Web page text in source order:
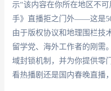
示"该内容在你所在地区不
手》直播拒之门外——这是
由于版权协议和地理围栏技
留学党、海外工作者的刚需
域封锁机制，并为你提供零
看热播剧还是国内春晚直播